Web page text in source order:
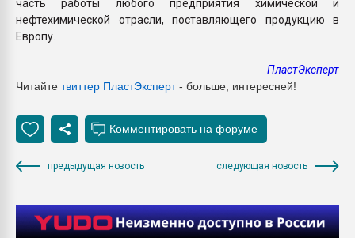
часть работы любого предприятия химической и
нефтехимической отрасли, поставляющего продукцию в
Европу.
ПластЭксперт
Читайте твиттер ПластЭксперт- больше, интересней!
предыдущая новость следующая новость